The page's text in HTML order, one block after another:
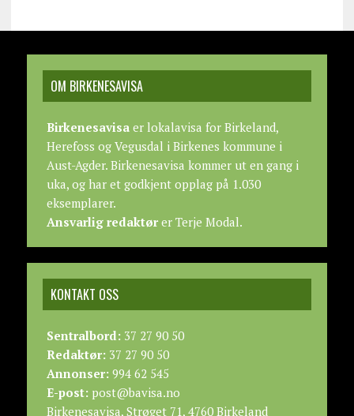
OM BIRKENESAVISA
Birkenesavisaer lokalavisa for Birkeland,
Herefoss og Vegusdal i Birkenes kommune i
Aust-Agder. Birkenesavisa kommer ut en gang i
uka, og har et godkjent opplag på 1.030
eksemplarer.
Ansvarlig redaktører Terje Modal.
KONTAKT OSS
Sentralbord:37 27 90 50
Redaktør:37 27 90 50
Annonser:994 62 545
E-post:post@bavisa.no
Birkenesavisa, Strøget 71, 4760 Birkeland